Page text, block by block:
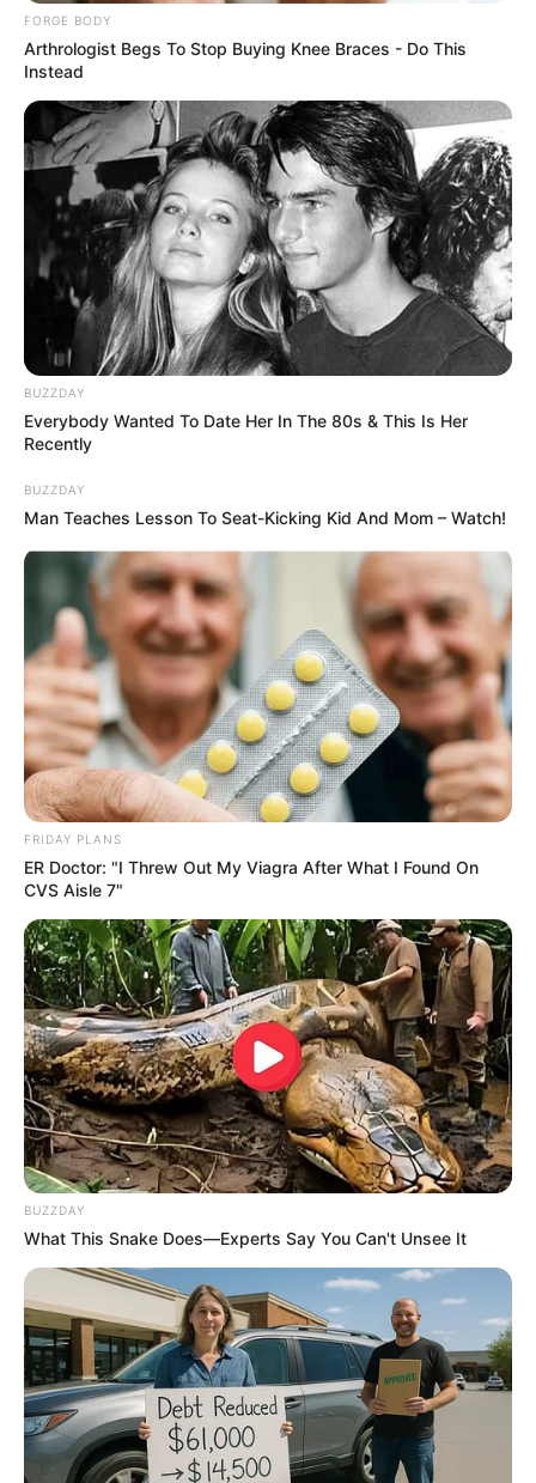
How They Made Little Simba Look So Lifelike in 'The
Lion King'
BRAINBERRIES
Probably Remember
BRAINBERRIES
TV Couples Who Would Never Be Together: 9 Is Just
Too Weird
BRAINBERRIES
You'll Be Amazed By The Blue Lagoon Stars Today
BRAINBERRIES
Top 9 Most Controversial 'Late Show' Moments
BRAINBERRIES
FORGE BODY
Arthrologist Begs To Stop Buying Knee Braces - Do This
Instead
BUZZDAY
Everybody Wanted To Date Her In The 80s & This Is Her
Recently
BUZZDAY
Man Teaches Lesson To Seat-Kicking Kid And Mom – Watch!
FRIDAY PLANS
ER Doctor: "I Threw Out My Viagra After What I Found On
CVS Aisle 7"
BUZZDAY
What This Snake Does—Experts Say You Can't Unsee It